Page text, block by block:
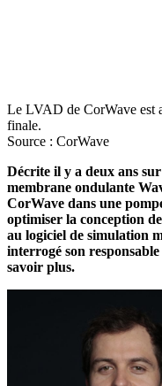
Le LVAD de CorWave est
finale.
Source : CorWave
Décrite il y a deux ans
membrane ondulante
CorWave dans une
optimiser la conception
au logiciel de simulation
interrogé son
savoir plus.